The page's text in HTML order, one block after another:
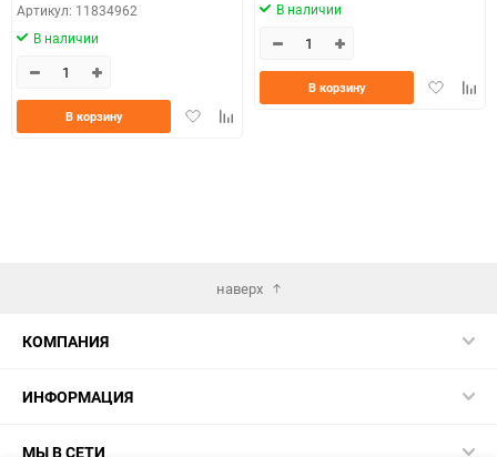
Артикул: 11834962
В наличии
ДобавитьДобавить
В корзину
В наличии
Добавить
В корзину
наверх
КОМПАНИЯ
ИНФОРМАЦИЯ
МЫ В СЕТИ